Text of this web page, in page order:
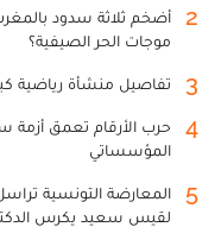
2
أضخم ثلاثة سدود
موجات الحر الصيفية؟
3 تفاصيل منشأة رياضية
4
حرب الأرقام تعمق أزمة
المؤسساتي
5
المعارضة التونسية
لقيس سعيد يكرس